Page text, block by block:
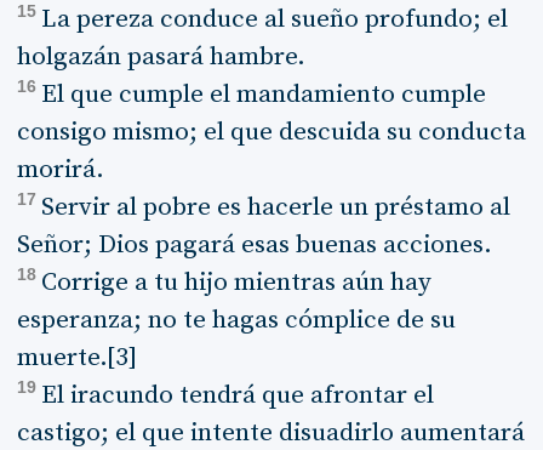
15 La pereza conduce al sueño profundo; el
holgazán pasará hambre.
16 El que cumple el mandamiento cumple
consigo mismo; el que descuida su conducta
morirá.
17 Servir al pobre es hacerle un préstamo al
Señor; Dios pagará esas buenas acciones.
18 Corrige a tu hijo mientras aún hay
esperanza; no te hagas cómplice de su
muerte.[3]
19 El iracundo tendrá que afrontar el
castigo; el que intente disuadirlo aumentará